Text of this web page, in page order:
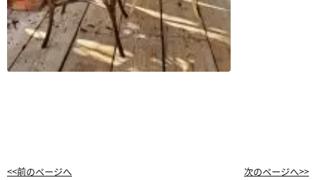
<<前のページへ 次のページへ>>